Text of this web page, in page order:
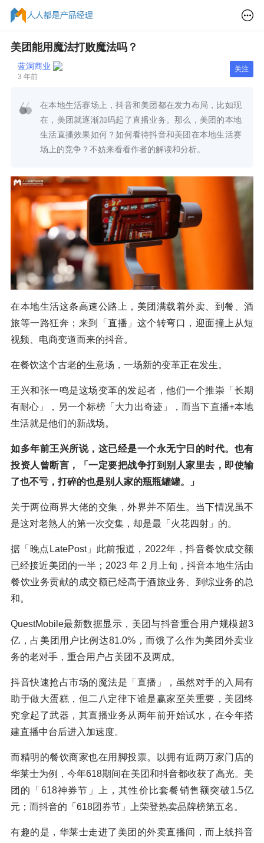
美团能用魔法打败魔法吗？
蓝洞商业
3 年前
关注
在本地生活赛场上，抖音和美团都在发力布局，比如现
在，美团就逐渐加码起了直播业务。那么，美团的本地
生活直播效果如何？如何看待抖音和美团在本地生活赛
场上的竞争？不妨来看看作者的解读和分析。
在本地生活这条高速公路上，美团满载着外卖、到餐、酒
旅等一路狂奔；来到「直播」这个转弯口，迎面撞上从短
视频、电商变道而来的抖音。
在餐饮这个古老的生意场，一场新的变革正在发生。
王兴和张一鸣是这场变革的发起者，他们一个推崇「长期
有耐心」，另一个标榜「大力出奇迹」，而当下直播+本地
生活就是他们的新战场。
如多年前王兴所说，这已经是一个永无宁日的时代。也有
投资人曾断言，「一定要把战争打到别人家里去，即使输
了也不亏，打碎的也是别人家的瓶瓶罐罐。」
关于两位商界大佬的交集，外界并不陌生。当下情况虽不
是这对老熟人的第一次交集，却是最「火花四射」的。
据「晚点LatePost」此前报道，2022年，抖音餐饮成交额
已经接近美团的一半；2023 年 2 月上旬，抖音本地生活由
餐饮业务贡献的成交额已经高于酒旅业务、到综业务的总
和。
QuestMobile最新数据显示，美团与抖音重合用户规模超3
亿，占美团用户比例达81.0%，而饿了么作为美团外卖业
务的老对手，重合用户占美团不及两成。
抖音快速抢占市场的魔法是「直播」，虽然对手的入局有
助于做大蛋糕，但二八定律下谁是赢家至关重要，美团终
究拿起了武器，其直播业务从两年前开始试水，在今年搭
建直播中台后进入加速度。
而精明的餐饮商家也在用脚投票。以拥有近两万家门店的
华莱士为例，今年618期间在美团和抖音都收获了高光。美
团的「618神券节」上，其性价比套餐销售额突破1.5亿
元；而抖音的「618团券节」上荣登热卖品牌榜第五名。
有趣的是，华莱士走进了美团的外卖直播间，而上线抖音